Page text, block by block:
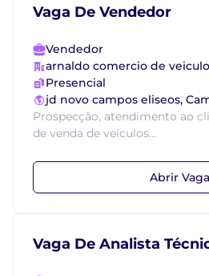
Vaga De Vendedor
Vendedor
arnaldo comercio de
Presencial
jd novo campos eliseos,
Prospecção, atendimento ao
de venda de veículos...
Abrir Vaga
Vaga De Analista